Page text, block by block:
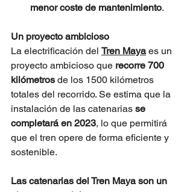
menor coste de mantenimiento.
Un proyecto ambicioso
La electrificación del Tren Maya es un
proyecto ambicioso que recorre 700
kilómetros de los 1500 kilómetros
totales del recorrido. Se estima que la
instalación de las catenarias se
completará en 2023, lo que permitirá
que el tren opere de forma eficiente y
sostenible.
Las catenarias del Tren Maya son un